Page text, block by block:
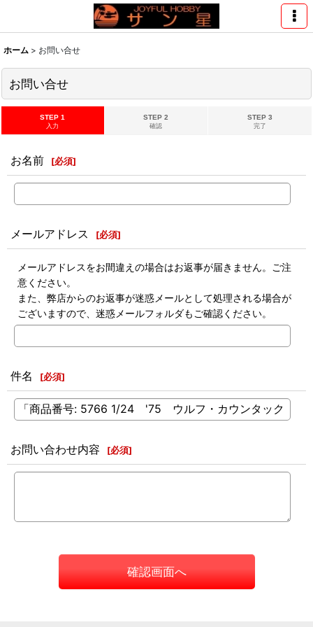
ホーム > お問い合せ
お問い合せ
STEP 1
入力
STEP 2
確認
STEP 3
完了
お名前 [必須]
メールアドレス [必須]
メールアドレスをお間違えの場合はお返事が届きません。ご注
意ください。
また、弊店からのお返事が迷惑メールとして処理される場合が
ございますので、迷惑メールフォルダもご確認ください。
件名 [必須]
お問い合わせ内容 [必須]
確認画面へ